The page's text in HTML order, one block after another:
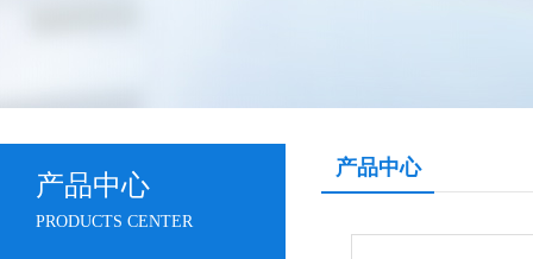
产品中心
PRODUCTS CENTER
产品中心